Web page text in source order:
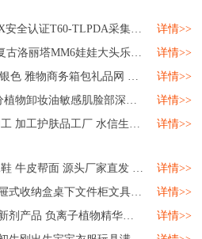
认证T60-TLPDA采集器手机...
详情>>
塔MM6娃娃大头乐福皮鞋女鞋...
详情>>
务箱包礼品网 MY-WJG-Y-13...
详情>>
敏感肌脸部深层清洁微商洗护...
详情>>
工护肤品工厂 水信生物...
详情>>
帮面 源头厂家直发 批发零售...
详情>>
桌下文件柜文具用品储物整理箱...
详情>>
负离子植物精华素除味剂...
详情>>